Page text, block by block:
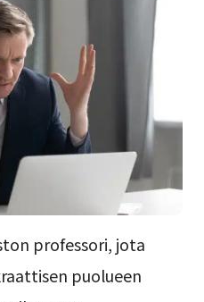
professori, jota
puolueen